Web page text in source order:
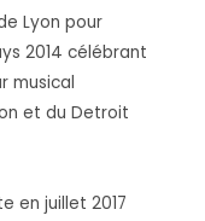
Lyon pour
2014 célébrant
musical
et du Detroit
en juillet 2017